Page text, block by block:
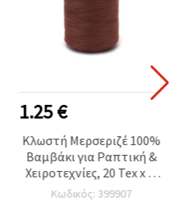
1.25 €
Κλωστή Μερσεριζέ 100%
Βαμβάκι για Ραπτική &
Χειροτεχνίες, 20 Tex x 2,
Ανοιχτό Καφέ - 1000
Κωδικός: 399907